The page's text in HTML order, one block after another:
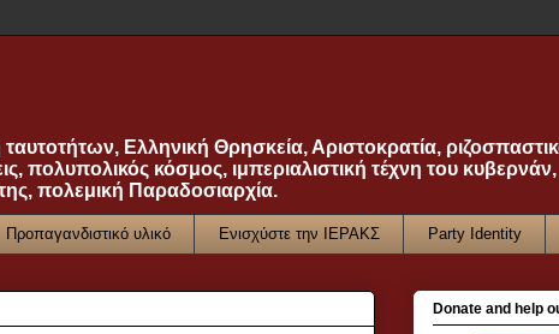
Ελληνική Θρησκεία, Αριστοκρατία,
πολυπολικός κόσμος, ιμπεριαλιστική τέχνη του κυβερνάν,
πολεμική Παραδοσιαρχία.
Προπαγανδιστικό υλικό Ενισχύστε την ΙΕΡΑΚΣ Party Identity
Donate and help